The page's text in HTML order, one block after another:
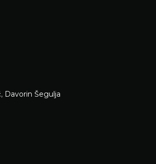
, Davorin Šegulja